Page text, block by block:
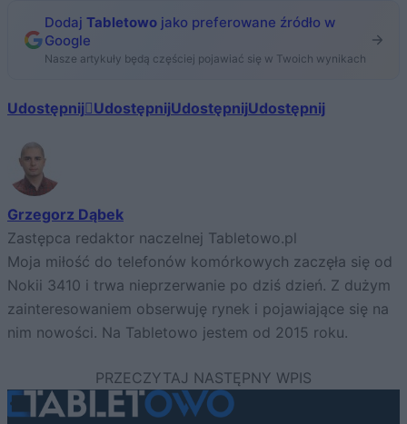
Dodaj Tabletowo jako preferowane źródło w
Google
Nasze artykuły będą częściej pojawiać się w Twoich wynikach
Udostępnij UdostępnijUdostępnijUdostępnij
Grzegorz Dąbek
Zastępca redaktor naczelnej Tabletowo.pl
Moja miłość do telefonów komórkowych zaczęła się od
Nokii 3410 i trwa nieprzerwanie po dziś dzień. Z dużym
zainteresowaniem obserwuję rynek i pojawiające się na
nim nowości. Na Tabletowo jestem od 2015 roku.